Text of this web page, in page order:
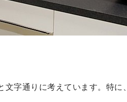
字通りに考えています。特に、